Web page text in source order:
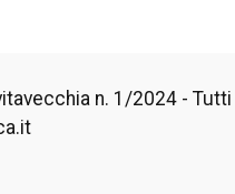
n. 1/2024 -